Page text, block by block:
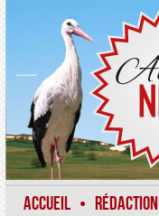
ACCUEIL • RÉDACTION